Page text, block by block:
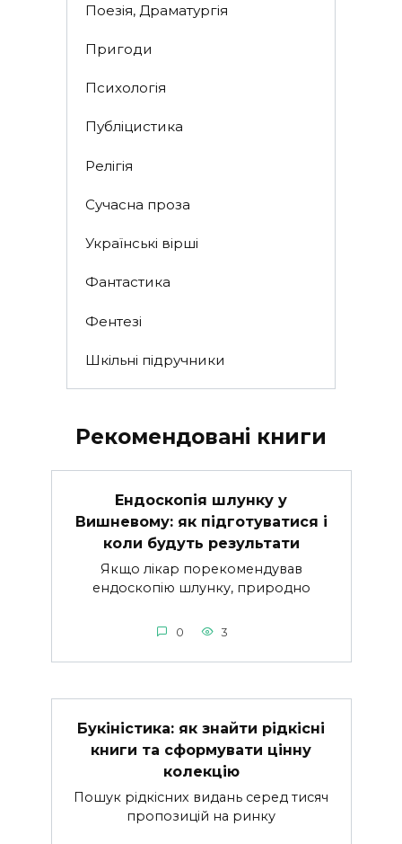
Поезія, Драматургія
Пригоди
Психологія
Публіцистика
Релігія
Сучасна проза
Українські вірші
Фантастика
Фентезі
Шкільні підручники
Рекомендовані книги
Ендоскопія шлунку у
Вишневому: як підготуватися і
коли будуть результати
Якщо лікар порекомендував
ендоскопію шлунку, природно
0 3
Букіністика: як знайти рідкісні
книги та сформувати цінну
колекцію
Пошук рідкісних видань серед тисяч
пропозицій на ринку